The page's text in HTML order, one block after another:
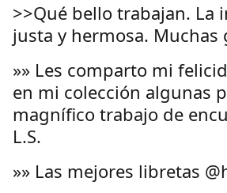
>>Qué bello trabajan. La
justa y hermosa. Muchas
»» Les comparto mi
en mi colección algunas
magnífico trabajo de
L.S.
»» Las mejores libretas